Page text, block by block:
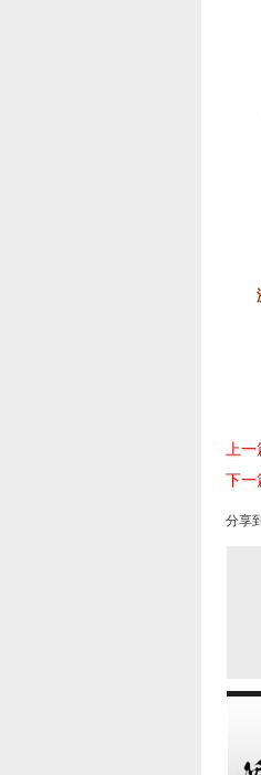
上一
下一
分享